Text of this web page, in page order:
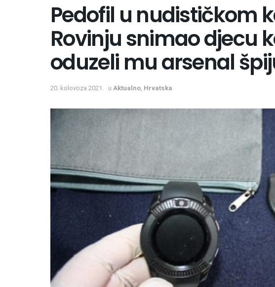
Pedofil u nudističkom
Rovinju snimao djecu
oduzeli mu arsenal
20. kolovoza 2021. u Aktualno, Hrvatska